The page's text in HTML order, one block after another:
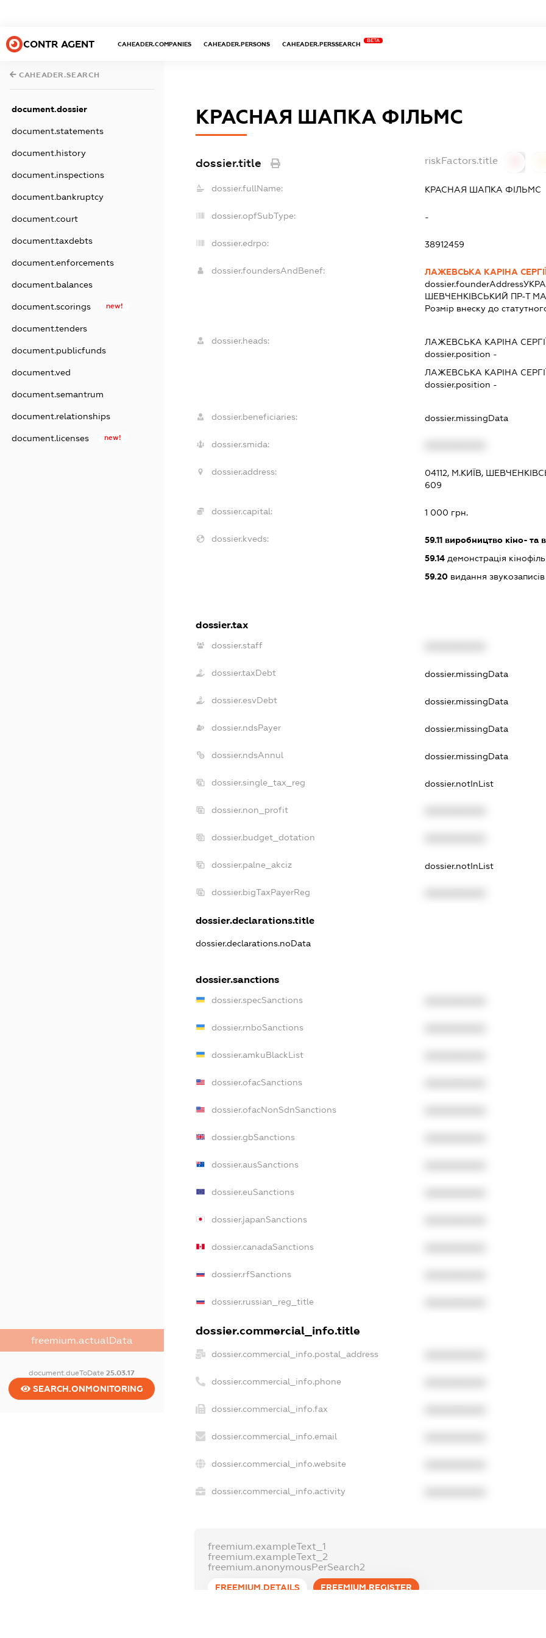
CONTR AGENT CAHEADER.COMPANIES CAHEADER.PERSONS CAHEADER.PERSSEARCH
BETA
CAHEADER.SEARCH
document.dossier
document.statements
document.history
document.inspections
document.bankruptcy
document.court
document.taxdebts
document.enforcements
document.balances
document.scorings new!
document.tenders
document.publicfunds
document.ved
document.semantrum
document.relationships
document.licenses new!
freemium.actualData
document.dueToDate25.03.17
SEARCH.ONMONITORING
КРАСНАЯ ШАПКА ФІЛЬМС
dossier.title riskFactors.title
dossier.fullName: КРАСНАЯ ШАПКА ФІЛЬМС
dossier.opfSubType: -
dossier.edrpo: 38912459
dossier.foundersAndBenef:
ЛАЖЕВСЬКА КАРІНА
dossier.founderAddress
ШЕВЧЕНКІВСЬКИЙ ПР-Т
Розмір внеску до
dossier.heads:
ЛАЖЕВСЬКА КАРІНА
dossier.position -
ЛАЖЕВСЬКА КАРІНА
dossier.position -
dossier.beneficiaries: dossier.missingData
dossier.smida:
dossier.address:
04112, М.КИЇВ,
609
dossier.capital: 1 000 грн.
dossier.kveds: 59.11 виробництво кіно- та
59.14 демонстрація
59.20 видання звукозаписів
dossier.tax
dossier.staff
dossier.taxDebt dossier.missingData
dossier.esvDebt dossier.missingData
dossier.ndsPayer dossier.missingData
dossier.ndsAnnul dossier.missingData
dossier.single_tax_reg dossier.notInList
dossier.non_profit
dossier.budget_dotation
dossier.palne_akciz dossier.notInList
dossier.bigTaxPayerReg
dossier.declarations.title
dossier.declarations.noData
dossier.sanctions
dossier.specSanctions
dossier.rnboSanctions
dossier.amkuBlackList
dossier.ofacSanctions
dossier.ofacNonSdnSanctions
dossier.gbSanctions
dossier.ausSanctions
dossier.euSanctions
dossier.japanSanctions
dossier.canadaSanctions
dossier.rfSanctions
dossier.russian_reg_title
dossier.commercial_info.title
dossier.commercial_info.postal_address
dossier.commercial_info.phone
dossier.commercial_info.fax
dossier.commercial_info.email
dossier.commercial_info.website
dossier.commercial_info.activity
freemium.exampleText_1
freemium.exampleText_2
freemium.anonymousPerSearch2
FREEMIUM.DETAILS FREEMIUM.REGISTER